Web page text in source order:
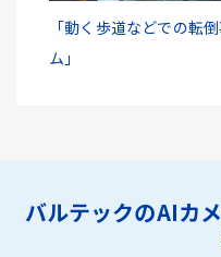
「動く歩道などでの転
ム」
バルテックのAIカ